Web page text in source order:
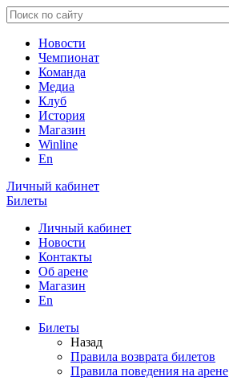
Новости
Чемпионат
Команда
Медиа
Клуб
История
Магазин
Winline
En
Личный кабинет
Билеты
Личный кабинет
Новости
Контакты
Об арене
Магазин
En
Билеты
Назад
Правила возврата билетов
Правила поведения на арене